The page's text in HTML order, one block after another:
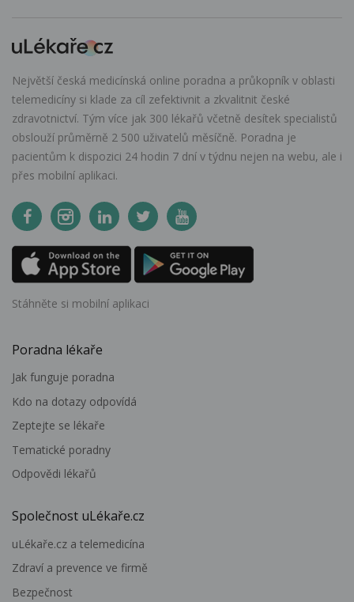
Největší česká medicínská online poradna a průkopník v oblasti
telemedicíny si klade za cíl zefektivnit a zkvalitnit české
zdravotnictví. Tým více jak 300 lékařů včetně desítek specialistů
obslouží průměrně 2 500 uživatelů měsíčně. Poradna je
pacientům k dispozici 24 hodin 7 dní v týdnu nejen na webu, ale i
přes mobilní aplikaci.
Stáhněte si mobilní aplikaci
Poradna lékaře
Jak funguje poradna
Kdo na dotazy odpovídá
Zeptejte se lékaře
Tematické poradny
Odpovědi lékařů
Společnost uLékaře.cz
uLékaře.cz a telemedicína
Zdraví a prevence ve firmě
Bezpečnost